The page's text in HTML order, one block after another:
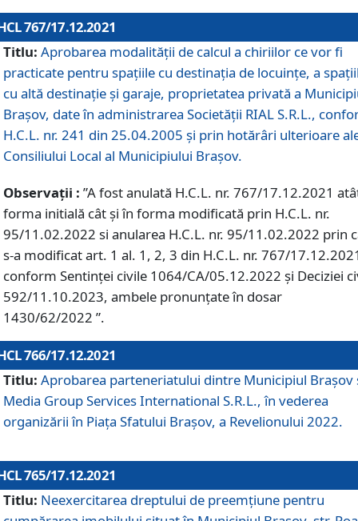
767/17.12.2021
Titlu: Aprobarea modalității de calcul a chiriilor ce vor fi
practicate pentru spaţiile cu destinaţia de locuinţe, a
cu altă destinaţie şi garaje, proprietatea privată a
Braşov, date în administrarea Societăţii RIAL S.R.L.,
H.C.L. nr. 241 din 25.04.2005 și prin hotărâri ulterioare
Consiliului Local al Municipiului Braşov.
Observații : ”A fost anulată H.C.L. nr. 767/17.12.2021
forma initială cât și în forma modificată prin H.C.L. nr.
95/11.02.2022 si anularea H.C.L. nr. 95/11.02.2022 prin
s-a modificat art. 1 al. 1, 2, 3 din H.C.L. nr. 767/
conform Sentinței civile 1064/CA/05.12.2022 și Deciziei
592/11.10.2023, ambele pronunțate în dosar
1430/62/2022 ”.
766/17.12.2021
Titlu: Aprobarea parteneriatului dintre Municipiul Brașov
Media Group Services International S.R.L., în vederea
organizării în Piața Sfatului Brașov, a Revelionului 2022.
765/17.12.2021
Titlu: Neexercitarea dreptului de preemţiune pentru